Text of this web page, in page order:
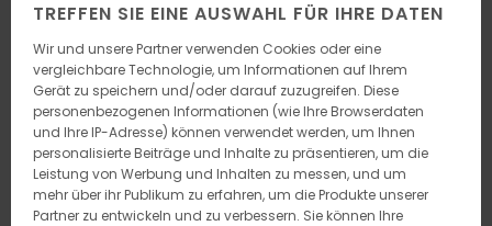
TREFFEN SIE EINE AUSWAHL FÜR IHRE DATEN
Wir und unsere Partner verwenden Cookies oder eine
vergleichbare Technologie, um Informationen auf Ihrem
Gerät zu speichern und/oder darauf zuzugreifen. Diese
personenbezogenen Informationen (wie Ihre Browserdaten
und Ihre IP-Adresse) können verwendet werden, um Ihnen
personalisierte Beiträge und Inhalte zu präsentieren, um die
Leistung von Werbung und Inhalten zu messen, und um
mehr über ihr Publikum zu erfahren, um die Produkte unserer
Partner zu entwickeln und zu verbessern. Sie können Ihre